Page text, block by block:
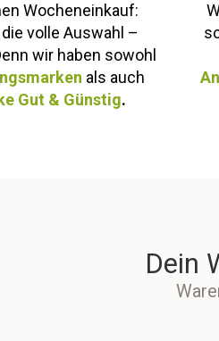
Wocheneinkauf:
volle Auswahl –
wir haben sowohl
als auch
Gut & Günstig.
Dein